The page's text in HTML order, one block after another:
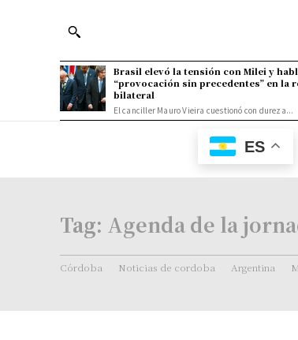
Brasil elevó la tensión con Milei y
“provocación sin precedentes” en la
bilateral
El canciller Mauro Vieira cuestionó con dureza...
ES
Tag: Agenda de la
Córdoba Noticias de cordoba Argentina